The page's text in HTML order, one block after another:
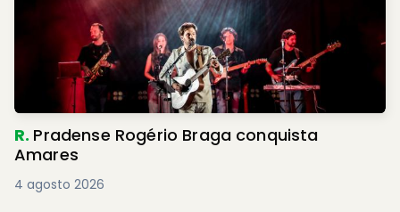
R. Pradense Rogério Braga conquista
Amares
4 agosto 2026